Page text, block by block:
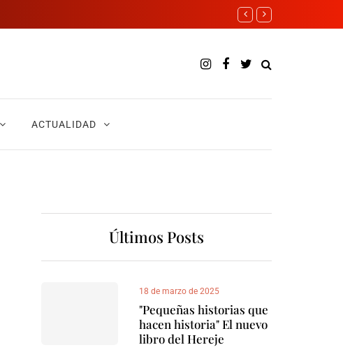
ACTUALIDAD
Últimos Posts
18 de marzo de 2025
"Pequeñas historias que
hacen historia" El nuevo
libro del Hereje